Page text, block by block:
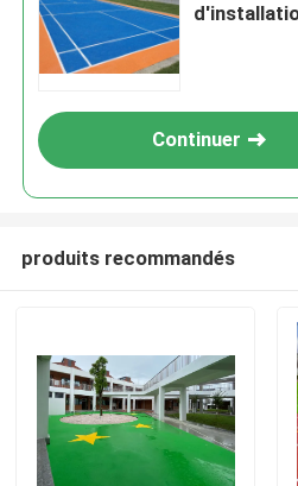
Continuer
produits recommandés